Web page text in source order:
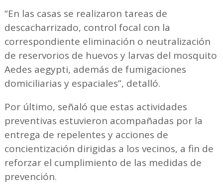
“En las casas se realizaron tareas de
descacharrizado, control focal con la
correspondiente eliminación o neutralización
de reservorios de huevos y larvas del mosquito
Aedes aegypti, además de fumigaciones
domiciliarias y espaciales”, detalló.
Por último, señaló que estas actividades
preventivas estuvieron acompañadas por la
entrega de repelentes y acciones de
concientización dirigidas a los vecinos, a fin de
reforzar el cumplimiento de las medidas de
prevención.